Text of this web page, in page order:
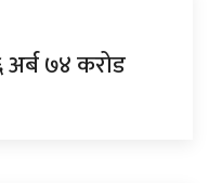
७४ करोड